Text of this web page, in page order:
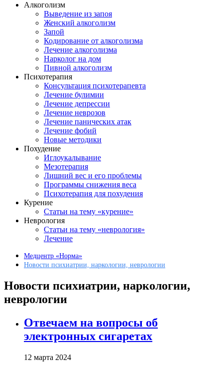
Алкоголизм
Выведение из запоя
Женский алкоголизм
Запой
Кодирование от алкоголизма
Лечение алкоголизма
Нарколог на дом
Пивной алкоголизм
Психотерапия
Консультация психотерапевта
Лечение булимии
Лечение депрессии
Лечение неврозов
Лечение панических атак
Лечение фобий
Новые методики
Похудение
Иглоукалывание
Мезотерапия
Лишний вес и его проблемы
Программы снижения веса
Психотерапия для похудения
Курение
Статьи на тему «курение»
Неврология
Статьи на тему «неврология»
Лечение
Медцентр «Норма»
Новости психиатрии, наркологии, неврологии
Новости психиатрии, наркологии,
неврологии
Отвечаем на вопросы об
электронных сигаретах
12 марта 2024